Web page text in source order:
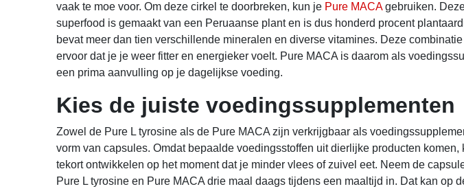
vaak te moe voor. Om deze cirkel te doorbreken, kun je Pure MACAgebruiken.
superfood is gemaakt van een Peruaanse plant en is dus honderd procent
bevat meer dan tien verschillende mineralen en diverse vitamines. Deze
ervoor dat je je weer fitter en energieker voelt. Pure MACA is daarom als
een prima aanvulling op je dagelijkse voeding.
Kies de juiste voedingssupplementen
Zowel de Pure L tyrosine als de Pure MACA zijn verkrijgbaar als
vorm van capsules. Omdat bepaalde voedingsstoffen uit dierlijke producten komen,
tekort ontwikkelen op het moment dat je minder vlees of zuivel eet. Neem de
Pure L tyrosine en Pure MACA drie maal daags tijdens een maaltijd in. Dat kan op